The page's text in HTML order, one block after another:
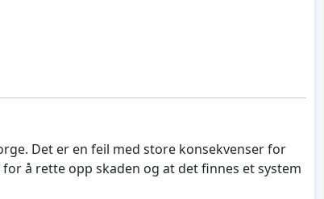
Det er en feil med store konsekvenser for
å rette opp skaden og at det finnes et system